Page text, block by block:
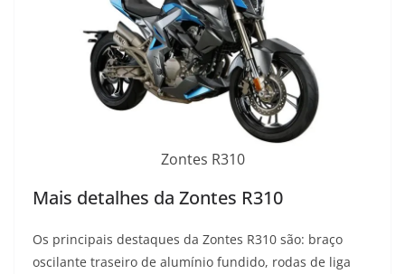
Zontes R310
Mais detalhes da Zontes R310
Os principais destaques da Zontes R310 são: braço
oscilante traseiro de alumínio fundido, rodas de liga